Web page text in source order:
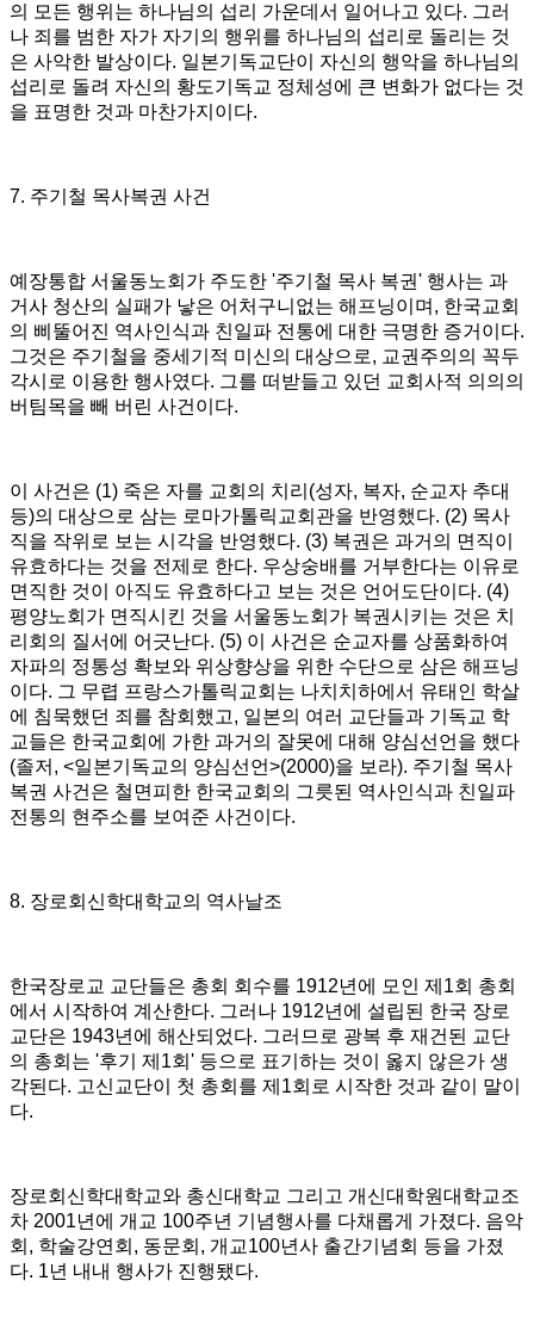
의 모든 행위는 하나님의 섭리 가운데서 일어나고 있다. 그러
나 죄를 범한 자가 자기의 행위를 하나님의 섭리로 돌리는 것
은 사악한 발상이다. 일본기독교단이 자신의 행악을 하나님의
섭리로 돌려 자신의 황도기독교 정체성에 큰 변화가 없다는 것
을 표명한 것과 마찬가지이다.
7. 주기철 목사복권 사건
예장통합 서울동노회가 주도한 '주기철 목사 복권' 행사는 과
거사 청산의 실패가 낳은 어처구니없는 해프닝이며 , 한국교회
의 삐뚤어진 역사인식과 친일파 전통에 대한 극명한 증거이다.
그것은 주기철을 중세기적 미신의 대상으로, 교권주의의 꼭두
각시로 이용한 행사였다. 그를 떠받들고 있던 교회사적 의의의
버팀목을 빼 버린 사건이다.
이 사건은 (1) 죽은 자를 교회의 치리 (성자, 복자, 순교자 추대
등)의 대상으로 삼는 로마가톨릭교회관을 반영했다. (2) 목사
직을 작위로 보는 시각을 반영했다. (3) 복권은 과거의 면직이
유효하다는 것을 전제로 한다. 우상숭배를 거부한다는 이유로
면직한 것이 아직도 유효하다고 보는 것은 언어도단이다. (4)
평양노회가 면직시킨 것을 서울동노회가 복권시키는 것은 치
리회의 질서에 어긋난다. (5) 이 사건은 순교자를 상품화하여
자파의 정통성 확보와 위상향상을 위한 수단으로 삼은 해프닝
이다. 그 무렵 프랑스가톨릭교회는 나치치하에서 유태인 학살
에 침묵했던 죄를 참회했고, 일본의 여러 교단들과 기독교 학
교들은 한국교회에 가한 과거의 잘못에 대해 양심선언을 했다
(졸저 , <일본기독교의 양심선언>(2000)을 보라). 주기철 목사
복권 사건은 철면피한 한국교회의 그릇된 역사인식과 친일파
전통의 현주소를 보여준 사건이다.
8. 장로회신학대학교의 역사날조
한국장로교 교단들은 총회 회수를 1912년에 모인 제 1회 총회
에서 시작하여 계산한다. 그러나 1912년에 설립된 한국 장로
교단은 1943년에 해산되었다. 그러므로 광복 후 재건된 교단
의 총회는 '후기 제 1회 ' 등으로 표기하는 것이 옳지 않은가 생
각된다. 고신교단이 첫 총회를 제 1회로 시작한 것과 같이 말이
다.
장로회신학대학교와 총신대학교 그리고 개신대학원대학교조
차 2001년에 개교 100주년 기념행사를 다채롭게 가졌다. 음악
회 , 학술강연회 , 동문회 , 개교100년사 출간기념회 등을 가졌
다. 1년 내내 행사가 진행됐다.